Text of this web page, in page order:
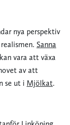
nya perspektiv
Sanna
vara att växa
av att
se ut i Mjölkat.